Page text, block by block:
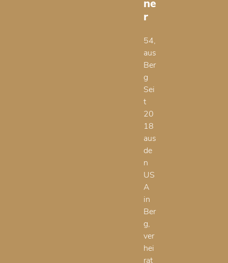
ne
r
54,
aus
Ber
g
Sei
t
20
18
aus
de
n
US
A
in
Ber
g,
ver
hei
rat